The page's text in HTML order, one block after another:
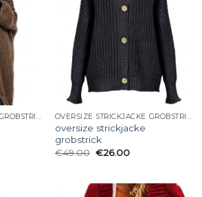
oversize strickjacke
grobstrick
€49.00 €26.00